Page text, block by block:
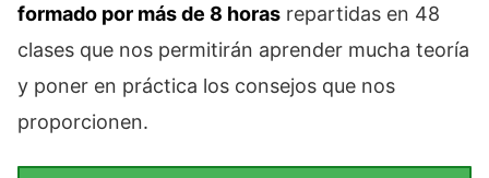
formado por más de 8 horas repartidas en 48
clases que nos permitirán aprender mucha teoría
y poner en práctica los consejos que nos
proporcionen.